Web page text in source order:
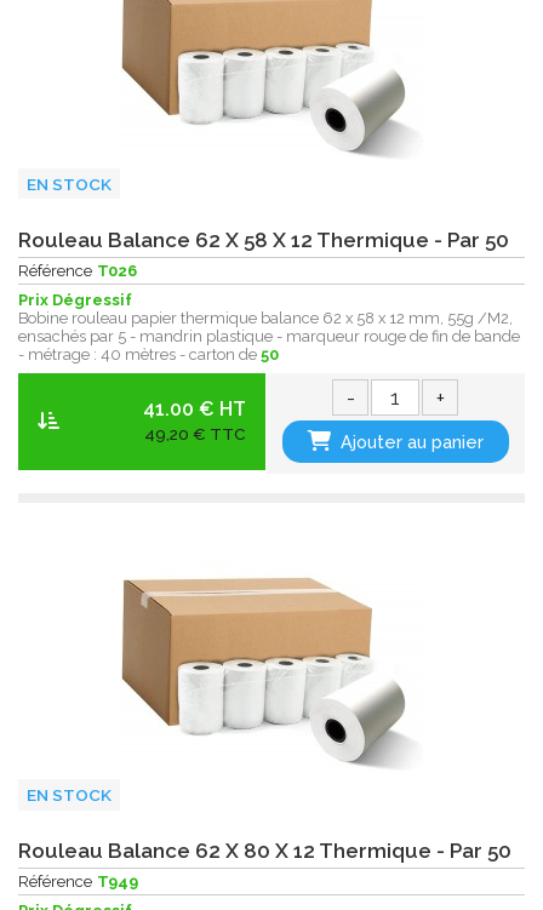
EN STOCK
Rouleau Balance 62 X 58 X 12 Thermique - Par 50
Référence T026
Prix Dégressif
Bobine rouleau papier thermique balance 62 x 58 x 12 mm, 55g /M2,
ensachés par 5 - mandrin plastique - marqueur rouge de fin de bande
- métrage : 40 mètres - carton de 50
41.00 € HT
49,20 € TTC
- +
Ajouter au panier
EN STOCK
Rouleau Balance 62 X 80 X 12 Thermique - Par 50
Référence T949